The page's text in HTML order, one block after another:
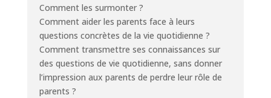
Comment les surmonter ?
Comment aider les parents face à leurs
questions concrètes de la vie quotidienne ?
Comment transmettre ses connaissances sur
des questions de vie quotidienne, sans donner
l’impression aux parents de perdre leur rôle de
parents ?